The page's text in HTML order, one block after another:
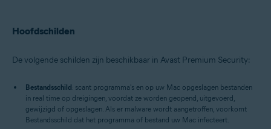
Hoofdschilden
De volgende schilden zijn beschikbaar in Avast Premium Security:
Bestandsschild: scant programma's en op uw Mac opgeslagen bestanden
in real time op dreigingen, voordat ze worden geopend, uitgevoerd,
gewijzigd of opgeslagen. Als er malware wordt aangetroffen, voorkomt
Bestandsschild dat het programma of bestand uw Mac infecteert.